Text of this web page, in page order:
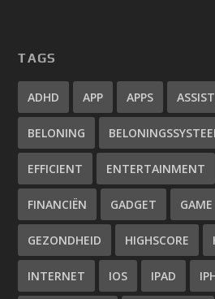
TAGS
ADHD APP APPS
BELONING
EFFICIENT ENTERTAINMENT
FINANCIËN GADGET GAME
GEZONDHEID HIGHSCORE
INTERNET IOS IPAD